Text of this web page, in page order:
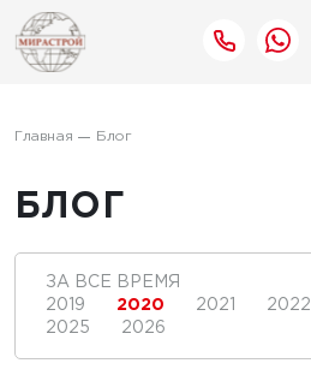
Главная Блог
БЛОГ
ЗА ВСЕ ВРЕМЯ
2019
2020 2021 2022
2025
2026